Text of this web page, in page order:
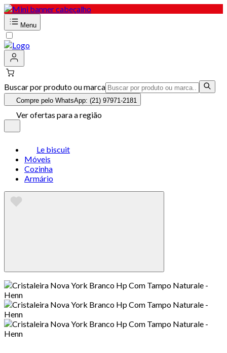
Menu
Buscar por produto ou marca
Compre pelo WhatsApp: (21) 97971-2181
Ver ofertas para a região
Le biscuit
Móveis
Cozinha
Armário